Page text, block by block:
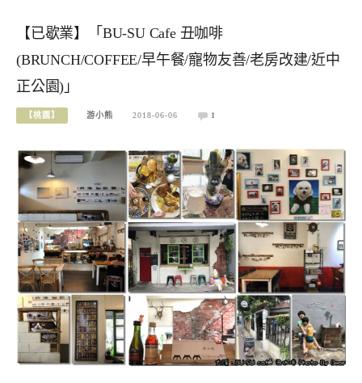
【已歇業】「BU-SU Cafe 丑咖啡
(BRUNCH/COFFEE/早午餐/寵物友善/老房改建/近中
正公園)」
【桃園】 游小熊 2018-06-06 1